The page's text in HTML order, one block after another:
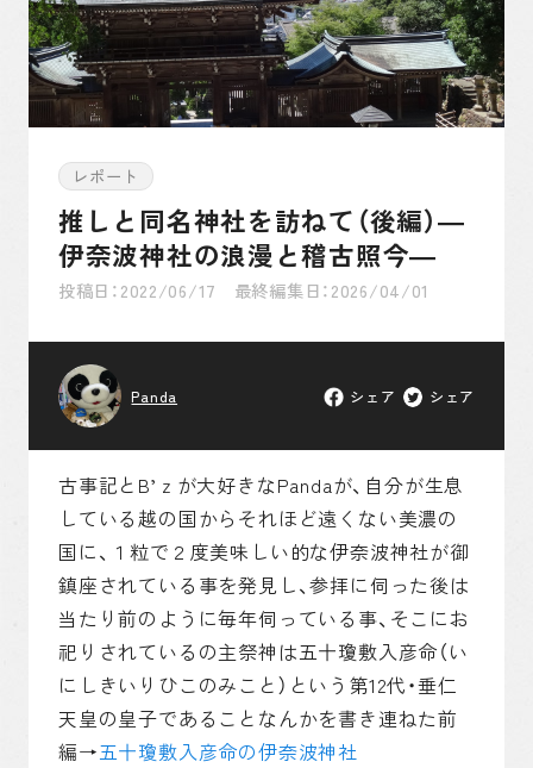
レポート
古事記まめちしき
ゆかりの地紹介
つぶやき
そもそも古事記とは
月間約50万PVを記録！当サイト代表が運営する古事記
をキャラ萌えしながら楽しめる読み物コンテンツです。
レポート
推しと同名神社を訪ねて（後編）―
伊奈波神社の浪漫と稽古照今―
投稿日：2022/06/17 最終編集日：2026/04/01
Panda シェア シェア
古事記とB’ｚが大好きなPandaが、自分が生息
している越の国からそれほど遠くない美濃の
国に、１粒で２度美味しい的な伊奈波神社が御
鎮座されている事を発見し、参拝に伺った後は
当たり前のように毎年伺っている事、そこにお
祀りされているの主祭神は五十瓊敷入彦命（い
にしきいりひこのみこと）という第12代・垂仁
天皇の皇子であることなんかを書き連ねた前
編→五十瓊敷入彦命の伊奈波神社